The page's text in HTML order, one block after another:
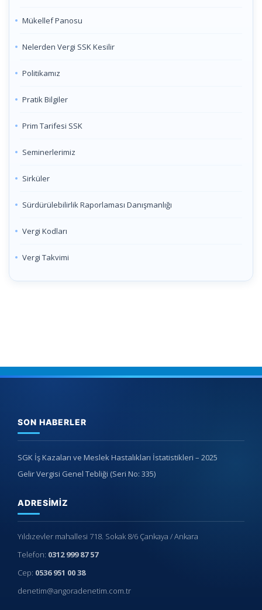
Mükellef Panosu
Nelerden Vergi SSK Kesilir
Politikamız
Pratik Bilgiler
Prim Tarifesi SSK
Seminerlerimiz
Sirküler
Sürdürülebilirlik Raporlaması Danışmanlığı
Vergi Kodları
Vergi Takvimi
SON HABERLER
SGK İş Kazaları ve Meslek Hastalıkları İstatistikleri – 2025
Gelir Vergisi Genel Tebliği (Seri No: 335)
ADRESIMIZ
Yıldızevler mahallesi 718. Sokak 8/6 Çankaya / Ankara
Telefon: 0312 999 87 57
Cep: 0536 951 00 38
denetim@angoradenetim.com.tr